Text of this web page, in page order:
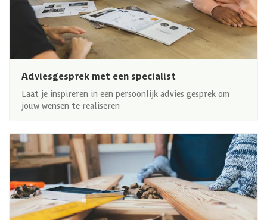
Adviesgesprek met een specialist
Laat je inspireren in een persoonlijk advies gesprek om
jouw wensen te realiseren